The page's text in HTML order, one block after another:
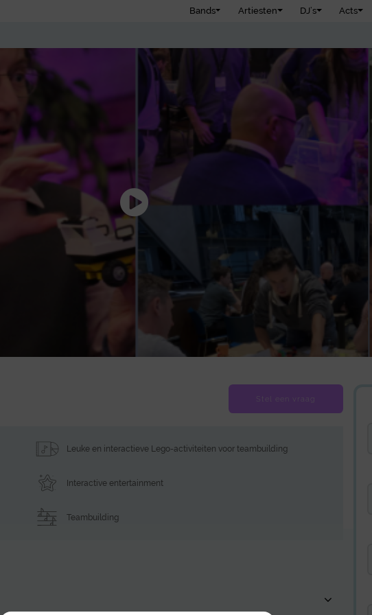
Bands Artiesten DJ’s Acts
Stel een vraag
Leuke en interactieve Lego-activiteiten voor teambuilding
Interactive entertainment
Teambuilding